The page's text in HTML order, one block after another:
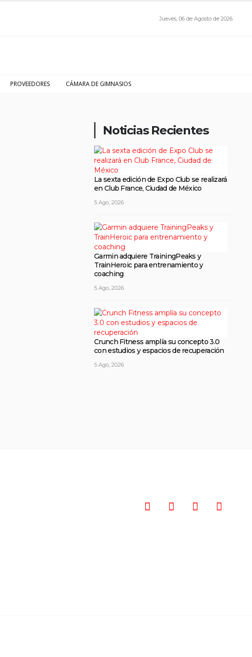
Jueves, 06 de Agosto de 2026
PROVEEDORES CÁMARA DE GIMNASIOS
Noticias Recientes
La sexta edición de Expo Club se realizará
en Club France, Ciudad de México
5 Ago, 2026
Garmin adquiere TrainingPeaks y
TrainHeroic para entrenamiento y
coaching
5 Ago, 2026
Crunch Fitness amplía su concepto 3.0
con estudios y espacios de recuperación
5 Ago, 2026